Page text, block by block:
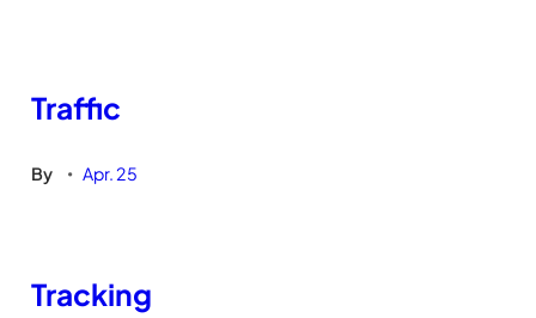
Traffic
By • Apr. 25
Tracking